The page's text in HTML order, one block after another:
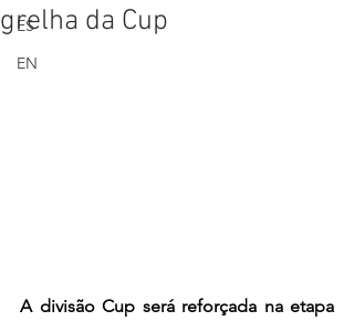
ES
EN
grelha da Cup
A divisão Cup será reforçada na etapa